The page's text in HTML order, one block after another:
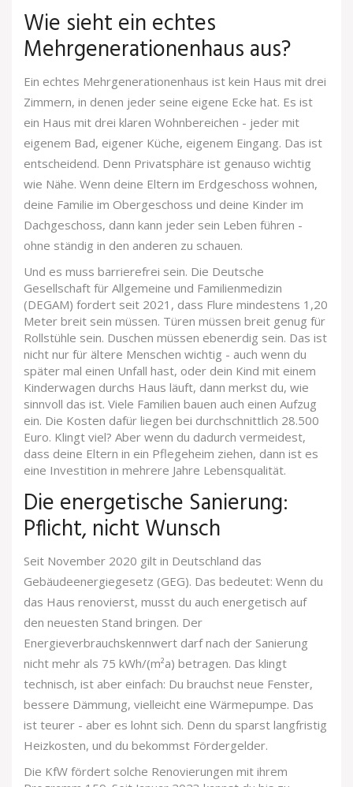
Wie sieht ein echtes
Mehrgenerationenhaus aus?
Ein echtes Mehrgenerationenhaus ist kein Haus mit drei
Zimmern, in denen jeder seine eigene Ecke hat. Es ist
ein Haus mit drei klaren Wohnbereichen - jeder mit
eigenem Bad, eigener Küche, eigenem Eingang. Das ist
entscheidend. Denn Privatsphäre ist genauso wichtig
wie Nähe. Wenn deine Eltern im Erdgeschoss wohnen,
deine Familie im Obergeschoss und deine Kinder im
Dachgeschoss, dann kann jeder sein Leben führen -
ohne ständig in den anderen zu schauen.
Und es muss barrierefrei sein. Die Deutsche
Gesellschaft für Allgemeine und Familienmedizin
(DEGAM) fordert seit 2021, dass Flure mindestens 1,20
Meter breit sein müssen. Türen müssen breit genug für
Rollstühle sein. Duschen müssen ebenerdig sein. Das ist
nicht nur für ältere Menschen wichtig - auch wenn du
später mal einen Unfall hast, oder dein Kind mit einem
Kinderwagen durchs Haus läuft, dann merkst du, wie
sinnvoll das ist. Viele Familien bauen auch einen Aufzug
ein. Die Kosten dafür liegen bei durchschnittlich 28.500
Euro. Klingt viel? Aber wenn du dadurch vermeidest,
dass deine Eltern in ein Pflegeheim ziehen, dann ist es
eine Investition in mehrere Jahre Lebensqualität.
Die energetische Sanierung:
Pflicht, nicht Wunsch
Seit November 2020 gilt in Deutschland das
Gebäudeenergiegesetz (GEG). Das bedeutet: Wenn du
das Haus renovierst, musst du auch energetisch auf
den neuesten Stand bringen. Der
Energieverbrauchskennwert darf nach der Sanierung
nicht mehr als 75 kWh/(m²a) betragen. Das klingt
technisch, ist aber einfach: Du brauchst neue Fenster,
bessere Dämmung, vielleicht eine Wärmepumpe. Das
ist teurer - aber es lohnt sich. Denn du sparst langfristig
Heizkosten, und du bekommst Fördergelder.
Die KfW fördert solche Renovierungen mit ihrem